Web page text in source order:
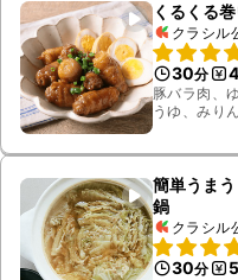
くるくる
クラシル
30分
豚バラ肉、
うゆ、みり
簡単うま
鍋
クラシル
30分